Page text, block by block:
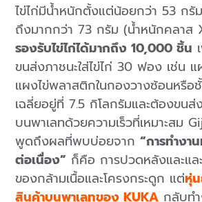
ไข่ไก่มีน้ำหนักตั้งแต่น้อยกว่า 53 กรั
ถึงมากกว่า 73 กรัม (น้ำหนักคลาส
รองรับไข่ไก่ได้มากถึง 10,000 ชิ้น
ขนส่งภาชนะใส่ไข่ไก่ 30 ฟอง เช่น แ
แผงไข่พลาสติกในกองวางซ้อนหรือ
เฉลี่ยอยู่ที่ 7.5 กิโลกรัมและต้องขนส่
บนพาเลทด้วยความเร็วที่เหมาะสม
พูดถึงผลที่พบบ่อยจาก“การทำงา
ต่อเนื่อง” ก็คือ การปวดหลังและแ
ของกล้ามเนื้อและโครงกระดูก แต่หุ่
สินค้าบนพาเลทของ KUKA กลับท